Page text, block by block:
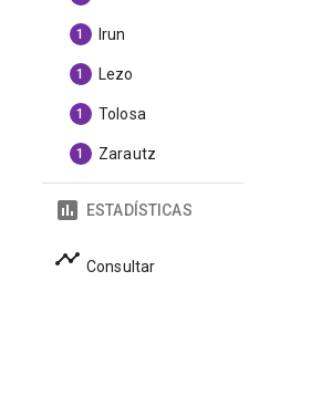
1 Irun
1 Lezo
1 Tolosa
1 Zarautz
ESTADÍSTICAS
Consultar